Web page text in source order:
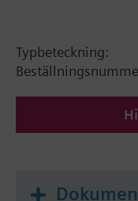
Typbeteckning: